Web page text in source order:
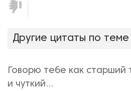
Не
нравится!
Другие цитаты по теме
Говорю тебе как старший
и чуткий...